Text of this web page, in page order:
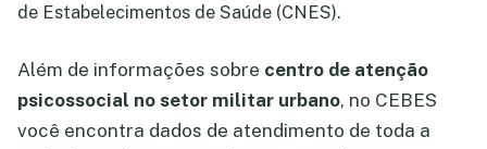
de Estabelecimentos de Saúde (CNES).
Além de informações sobre centro de atenção
psicossocial no setor militar urbano, no CEBES
você encontra dados de atendimento de toda a